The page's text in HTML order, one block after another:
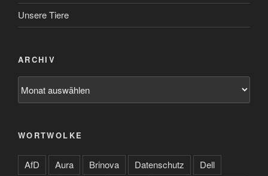
Unsere Tiere
ARCHIV
WORTWOLKE
AfD Aura Brinova Datenschutz
Dell